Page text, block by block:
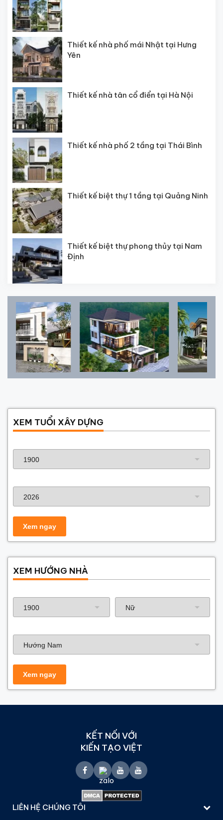
Thiết kế nhà phố mái Nhật tại Hưng
Yên
Thiết kế nhà tân cổ điển tại Hà Nội
Thiết kế nhà phố 2 tầng tại Thái Bình
Thiết kế biệt thự 1 tầng tại Quảng Ninh
Thiết kế biệt thự phong thủy tại Nam
Định
XEM TUỔI XÂY DỰNG
XEM HƯỚNG NHÀ
KẾT NỐI VỚI
KIẾN TẠO VIỆT
LIÊN HỆ CHÚNG TÔI